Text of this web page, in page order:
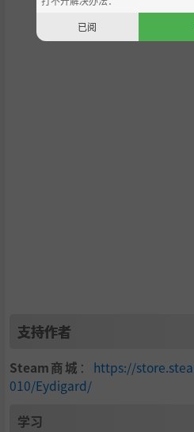
友合作，你们都能运用变身技
战，并揭开瘟疫背后的谜团。
支持作者
Steam商城 ： https://
010/Eydigard/
学习
已阅